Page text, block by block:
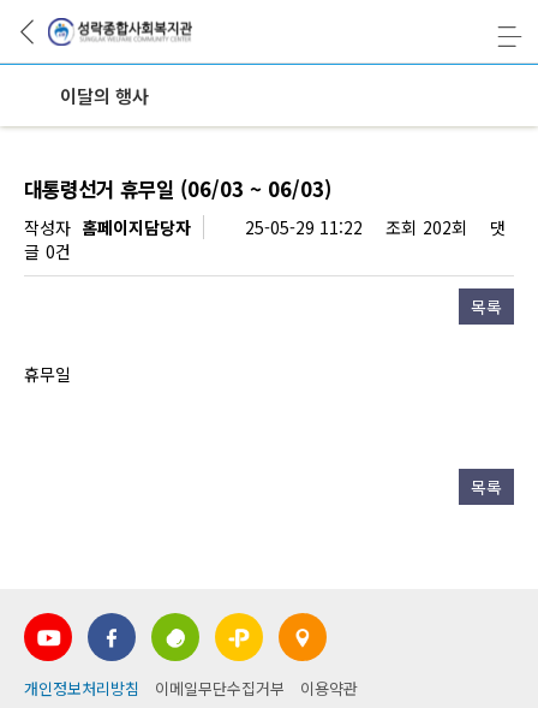
이달의 행사
대통령선거 휴무일 (06/03 ~ 06/03)
페이지 정보
작성자 홈페이지담당자 25-05-29 11:22 조회 202회
댓
글 0건
목록
휴무일
목록
개인정보처리방침 이메일무단수집거부 이용약관